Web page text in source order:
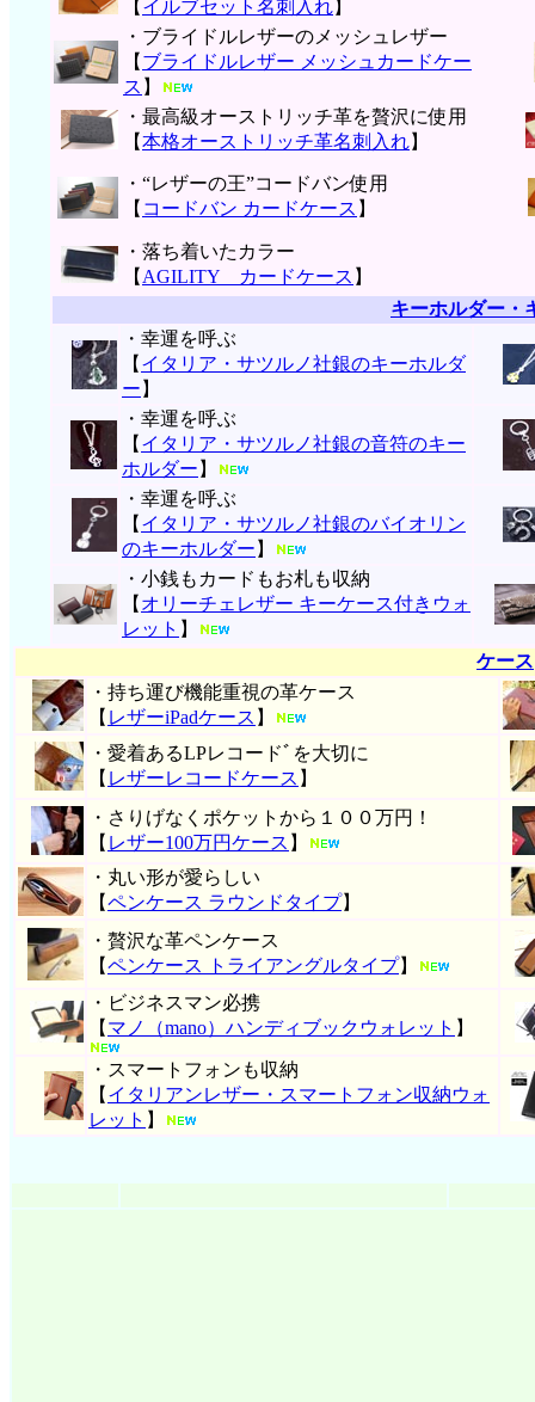
【 イルブセット名刺入れ】
・ブライドルレザーのメッシュレザー
【 ブライドルレザー メッシュカードケー
ス 】
・最高級オーストリッチ革を贅沢に使用
【本格オーストリッチ革名刺入れ】
・“レザーの王”コードバン使用
【 コードバン カードケース 】
・落ち着いたカラー
【 AGILITY カードケース 】
キーホルダー・
・幸運を呼ぶ
【 イタリア・サツルノ社銀のキーホルダ
ー 】
・幸運を呼ぶ
【 イタリア・サツルノ社銀の音符のキー
ホルダー 】
・幸運を呼ぶ
【 イタリア・サツルノ社銀のバイオリン
のキーホルダー 】
・小銭もカードもお札も収納
【 オリーチェレザー キーケース付きウォ
レット 】
ケース
・持ち運び機能重視の革ケース
【 レザーiPadケース 】
・愛着あるLPレコードﾞを大切に
【 レザーレコードケース 】
・さりげなくポケットから１００万円！
【 レザー100万円ケース 】
・丸い形が愛らしい
【ペンケース ラウンドタイプ】
・贅沢な革ペンケース
【ペンケース トライアングルタイプ】
・ビジネスマン必携
【 マノ（mano）ハンディブックウォレット 】
・スマートフォンも収納
【 イタリアンレザー・スマートフォン収納ウォ
レット 】